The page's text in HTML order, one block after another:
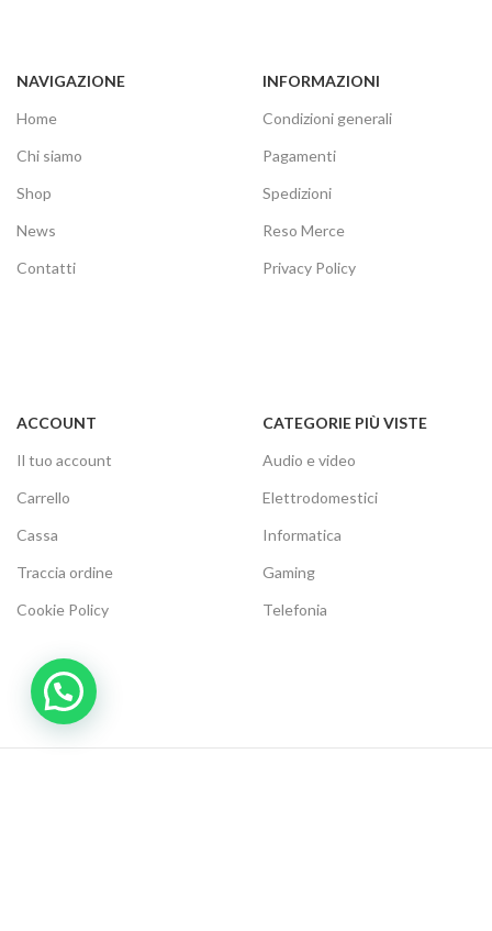
NAVIGAZIONE
Home
Chi siamo
Shop
News
Contatti
INFORMAZIONI
Condizioni generali
Pagamenti
Spedizioni
Reso Merce
Privacy Policy
ACCOUNT
Il tuo account
Carrello
Cassa
Traccia ordine
Cookie Policy
CATEGORIE PIÙ VISTE
Audio e video
Elettrodomestici
Informatica
Gaming
Telefonia